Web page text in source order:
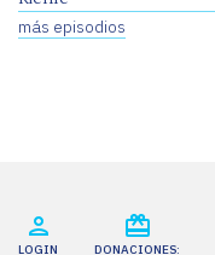
más episodios
LOGIN DONACIONES: